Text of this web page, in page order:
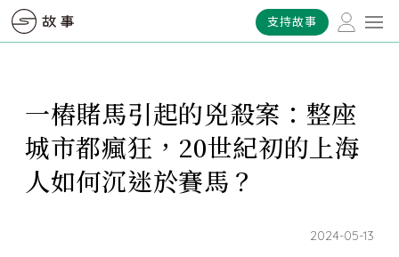
支持故事
一樁賭馬引起的兇殺案：整座
城市都瘋狂，20世紀初的上海
人如何沉迷於賽馬？
2024-05-13